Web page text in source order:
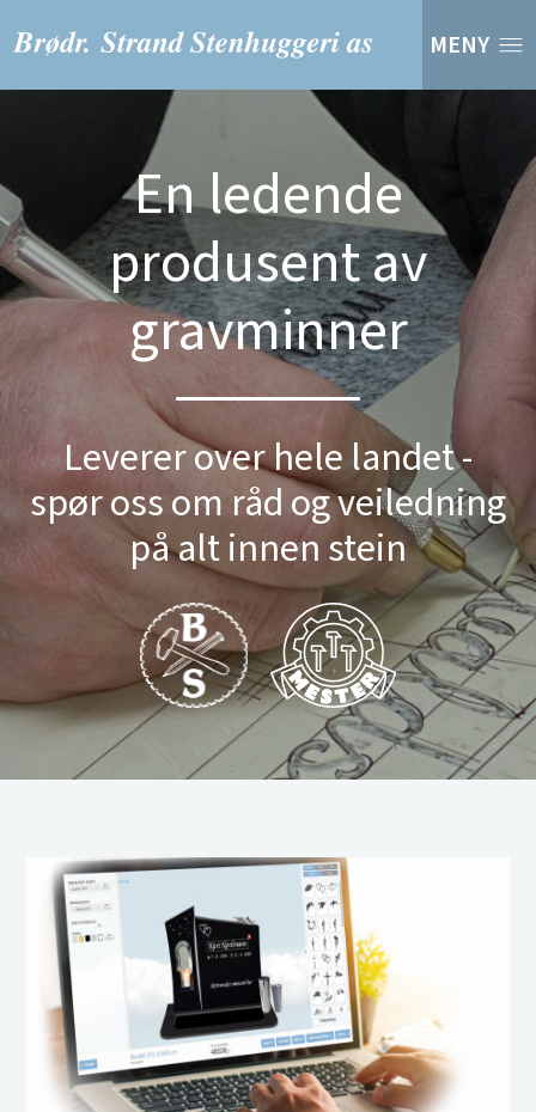
MENY
En ledende
produsent av
gravminner
Leverer over hele landet -
spør oss om råd og veiledning
på alt innen stein